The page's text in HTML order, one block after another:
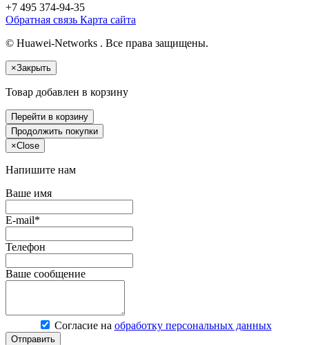
+7 495 374-94-35
Обратная связь Карта сайта
© Huawei-Networks . Все права защищены.
×Закрыть
Товар добавлен в корзину
Перейти в корзину
Продолжить покупки
×Close
Напишите нам
Ваше имя
E-mail*
Телефон
Ваше сообщение
Согласие на обработку персональных данных
Отправить